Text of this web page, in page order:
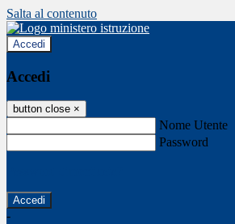
Salta al contenuto
Accedi
Accedi
button close ×
Nome Utente
Password
-